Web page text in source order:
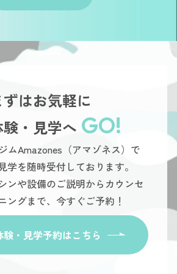
ずはお気軽に
・見学へ GO!
ムAmazones（アマゾネス）で
学を随時受付しております。
ンや設備のご説明からカウンセ
ングまで、今すぐご予約！
験・見学予約はこちら